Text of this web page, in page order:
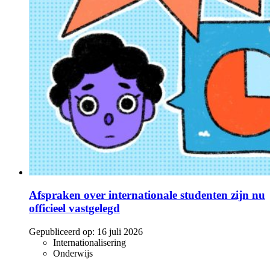
Afspraken over internationale studenten zijn nu
officieel vastgelegd
Gepubliceerd op: 16 juli 2026
Internationalisering
Onderwijs